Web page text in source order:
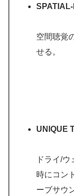
空間聴覚
せる。
UNIQUE
ドライ/
時にコン
ーブサウ